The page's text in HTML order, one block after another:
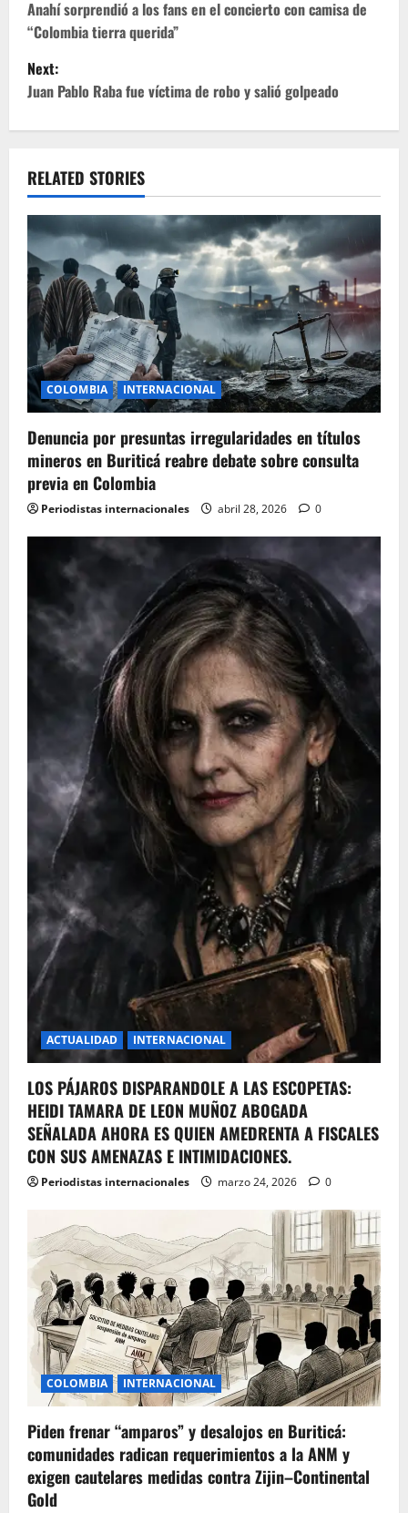
o
s
t
n
a
v
i
g
a
t
i
o
n
Anahí sorprendió a los fans en el concierto con camisa de
“Colombia tierra querida”
Next:
Juan Pablo Raba fue víctima de robo y salió golpeado
RELATED STORIES
COLOMBIA INTERNACIONAL
Denuncia por presuntas irregularidades en títulos
mineros en Buriticá reabre debate sobre consulta
previa en Colombia
Periodistas internacionales abril 28, 2026 0
ACTUALIDAD INTERNACIONAL
LOS PÁJAROS DISPARANDOLE A LAS ESCOPETAS:
HEIDI TAMARA DE LEON MUÑOZ ABOGADA
SEÑALADA AHORA ES QUIEN AMEDRENTA A FISCALES
CON SUS AMENAZAS E INTIMIDACIONES.
Periodistas internacionales marzo 24, 2026 0
COLOMBIA INTERNACIONAL
Piden frenar “amparos” y desalojos en Buriticá:
comunidades radican requerimientos a la ANM y
exigen cautelares medidas contra Zijin–Continental
Gold